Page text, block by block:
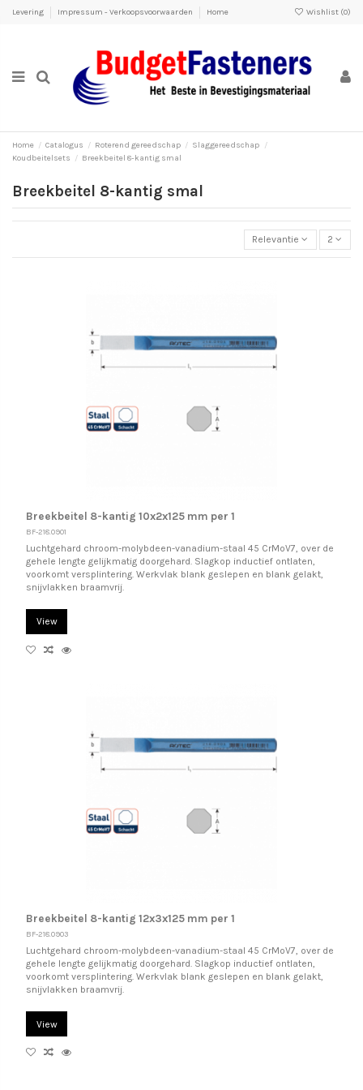
Levering Impressum - Verkoopsvoorwaarden Home Wishlist (0)
Home Catalogus Roterend gereedschap
Slaggereedschap
Koudbeitelsets
Breekbeitel 8-kantig smal
Breekbeitel 8-kantig smal
Relevantie 2
Breekbeitel 8-kantig 10x2x125 mm per 1
BF-218.0901
Luchtgehard chroom-molybdeen-vanadium-staal 45 CrMoV7, over de
gehele lengte gelijkmatig doorgehard. Slagkop inductief ontlaten,
voorkomt versplintering. Werkvlak blank geslepen en blank gelakt,
snijvlakken braamvrij.
View
Breekbeitel 8-kantig 12x3x125 mm per 1
BF-218.0903
Luchtgehard chroom-molybdeen-vanadium-staal 45 CrMoV7, over de
gehele lengte gelijkmatig doorgehard. Slagkop inductief ontlaten,
voorkomt versplintering. Werkvlak blank geslepen en blank gelakt,
snijvlakken braamvrij.
View